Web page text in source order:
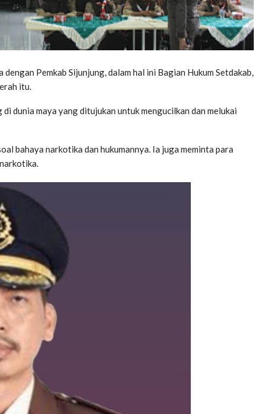
Pemkab Sijunjung, dalam hal ini Bagian Hukum Setdakab,
itu.
dunia maya yang ditujukan untuk mengucilkan dan melukai
bahaya narkotika dan hukumannya. Ia juga meminta para